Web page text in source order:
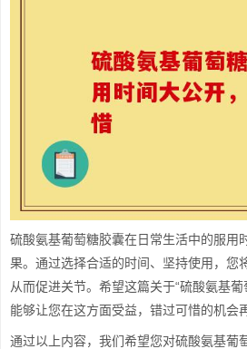
硫酸氨基葡萄糖胶囊在日常生活中的服用
果。通过选择合适的时间、坚持使用，您
从而促进关节。希望这篇关于“硫酸氨基
能够让您在这方面受益，错过可惜的机会
通过以上内容，我们希望您对硫酸氨基葡